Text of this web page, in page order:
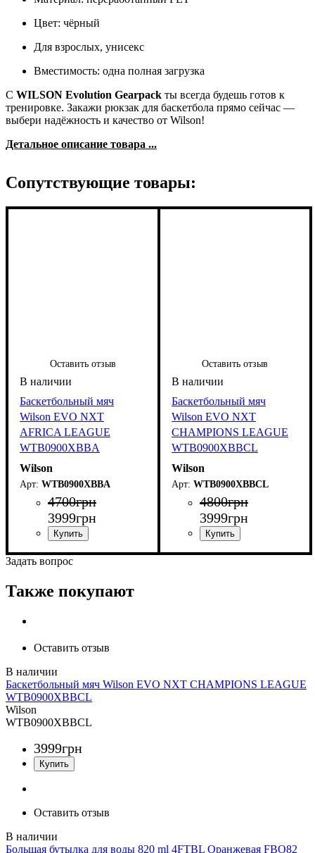
Цвет: чёрный
Для взрослых, унисекс
Вместимость: одна полная загрузка
С WILSON Evolution Gearpack ты всегда будешь готов к
тренировке. Закажи рюкзак для баскетбола прямо сейчас —
выбери надёжность и качество от Wilson!
Детальное описание товара ...
Сопутствующие товары:
Оставить отзыв
Баскетбольный мяч
Wilson EVO NXT
AFRICA LEAGUE
WTB0900XBBA
Wilson
WTB0900XBBA
4700грн
3999грн
Оставить отзыв
Баскетбольный мяч
Wilson EVO NXT
CHAMPIONS LEAGUE
WTB0900XBBCL
Wilson
WTB0900XBBCL
4800грн
3999грн
Задать вопрос
Также покупают
Оставить отзыв
Баскетбольный мяч Wilson EVO NXT CHAMPIONS LEAGUE
WTB0900XBBCL
Wilson
WTB0900XBBCL
3999грн
Оставить отзыв
Большая бутылка для воды 820 ml 4FTBL Оранжевая FBO82